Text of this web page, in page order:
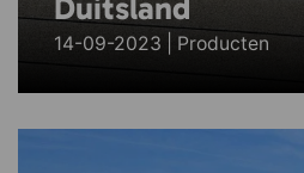
Duitsland
14-09-2023 | Producten